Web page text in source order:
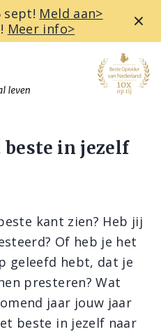
sept! Meld aan>
Meer info>
beste in jezelf
kant zien? Heb jij
Of heb je het
geleefd hebt, dat je
presteren? Wat
jaar jouw jaar
beste in jezelf naar